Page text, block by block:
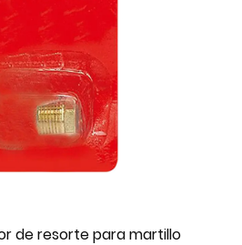
de resorte para martillo